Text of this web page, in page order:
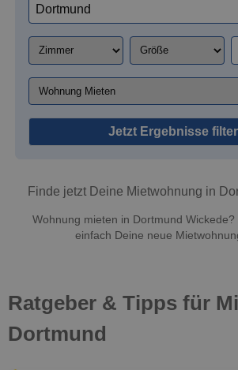
Jetzt Ergebnisse
Finde jetzt Deine Mietwohnung in
Wohnung mieten in Dortmund Wickede?
einfach Deine neue
Ratgeber & Tipps für
Dortmund